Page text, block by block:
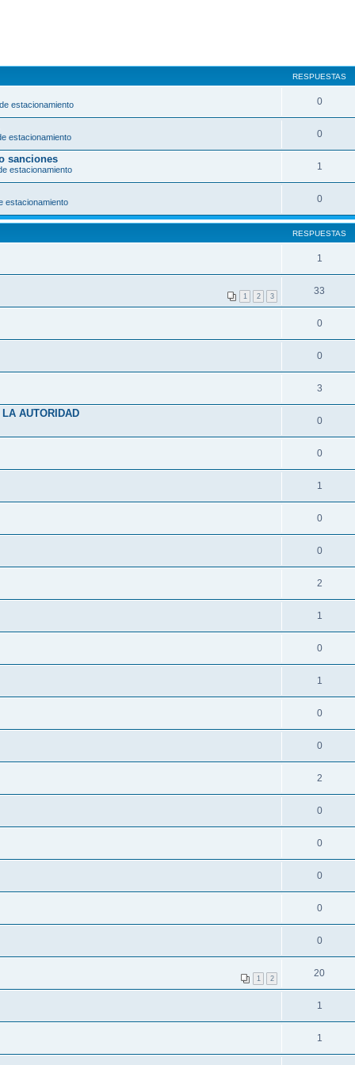
RESPUESTAS
estacionamiento 0
estacionamiento 0
sanciones
estacionamiento 1
estacionamiento 0
RESPUESTAS
1
1 2 3 33
0
0
3
AUTORIDAD
0
0
1
0
0
2
1
0
1
0
0
2
0
0
0
0
0
1 2 20
1
1